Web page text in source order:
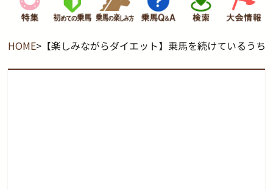
HOME> 【楽しみながらダイエット】乗馬を続けているう